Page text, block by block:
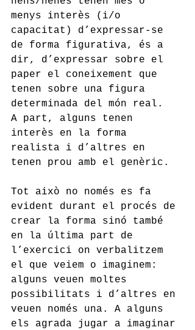
menys interès (i/o
capacitat) d’expressar-se
de forma figurativa, és a
dir, d’expressar sobre el
paper el coneixement que
tenen sobre una figura
determinada del món real.
A part, alguns tenen
interès en la forma
realista i d’altres en
tenen prou amb el genèric.
Tot això no només es fa
evident durant el procés de
crear la forma sinó també
en la última part de
l’exercici on verbalitzem
el que veiem o imaginem:
alguns veuen moltes
possibilitats i d’altres en
veuen només una. A alguns
els agrada jugar a imaginar